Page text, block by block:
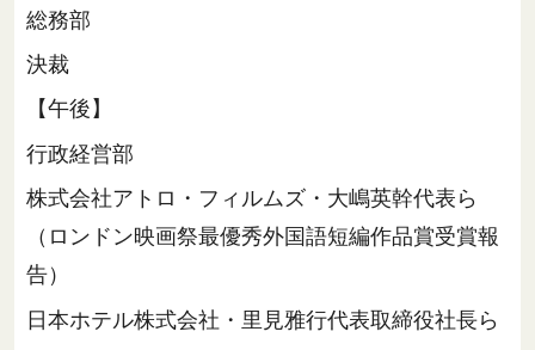
総務部
決裁
【午後】
行政経営部
株式会社アトロ・フィルムズ・大嶋英幹代表ら
（ロンドン映画祭最優秀外国語短編作品賞受賞報
告）
日本ホテル株式会社・里見雅行代表取締役社長ら